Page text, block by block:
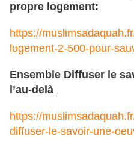
propre logement:
https://
logement-2-500-pour-
Ensemble Diffuser le
l’au-delà
https://
diffuser-le-savoir-une-